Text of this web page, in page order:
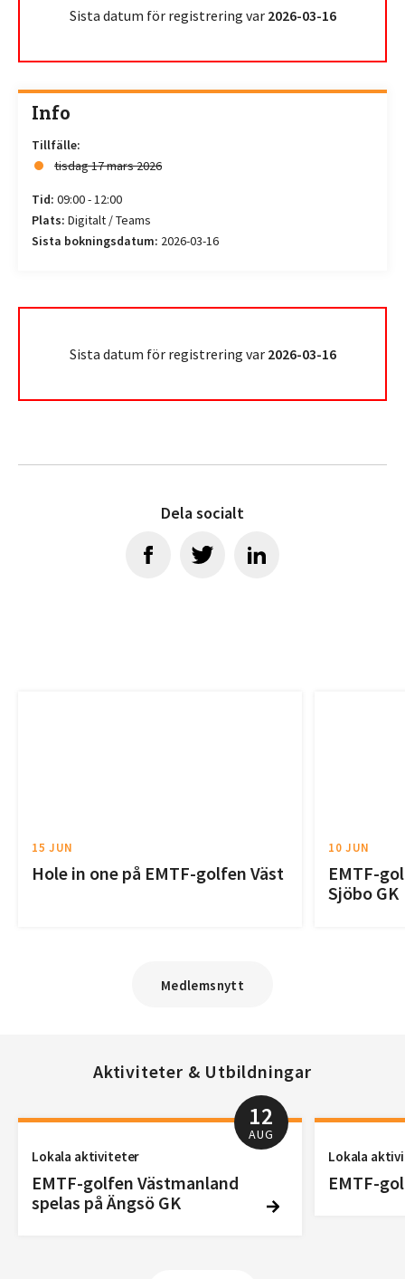
Sista datum för registrering var 2026-03-16
Info
Tillfälle:
tisdag 17 mars 2026
Tid: 09:00 - 12:00
Plats: Digitalt / Teams
Sista bokningsdatum: 2026-03-16
Sista datum för registrering var 2026-03-16
Dela socialt
15 JUN
Hole in one på EMTF-golfen Väst
10 JUN
EMTF-
Sjöbo GK
Medlemsnytt
Aktiviteter & Utbildningar
12
AUG
Lokala aktiviteter
EMTF-golfen Västmanland
spelas på Ängsö GK
Lokala
EMTF-